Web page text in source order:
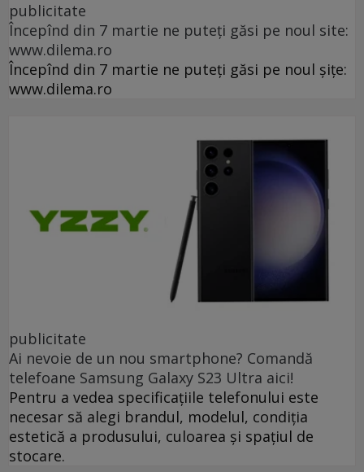
publicitate
Începînd din 7 martie ne puteți găsi pe noul site:
www.dilema.ro
Începînd din 7 martie ne puteți găsi pe noul șițe:
www.dilema.ro
publicitate
Ai nevoie de un nou smartphone? Comandă
telefoane Samsung Galaxy S23 Ultra aici!
Pentru a vedea specificațiile telefonului este
necesar să alegi brandul, modelul, condiția
estetică a produsului, culoarea și spațiul de
stocare.